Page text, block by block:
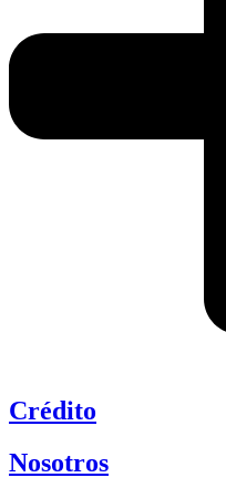
Crédito
Nosotros